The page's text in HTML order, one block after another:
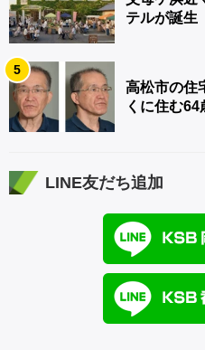
テルが誕
5
高松市の住
くに住む
LINE友だち追加